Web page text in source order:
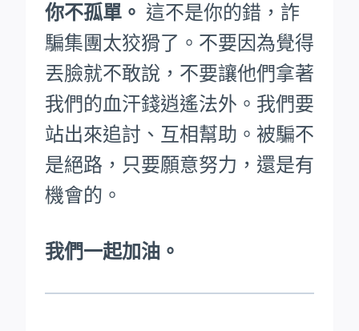
你不孤單。 這不是你的錯，詐
騙集團太狡猾了。不要因為覺得
丟臉就不敢說，不要讓他們拿著
我們的血汗錢逍遙法外。 我們要
站出來追討、互相幫助。被騙不
是絕路，只要願意努力，還是有
機會的。
我們一起加油。